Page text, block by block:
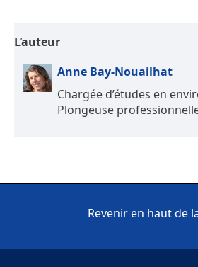
L’auteur
Anne Bay-Nouailhat
Chargée d’études en
Plongeuse
Revenir en haut de